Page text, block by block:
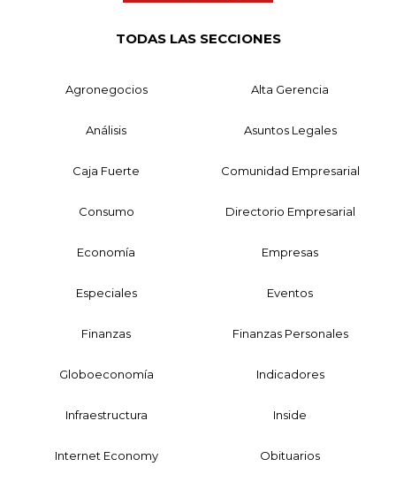
TODAS LAS SECCIONES
Agronegocios Alta Gerencia
Análisis Asuntos Legales
Caja Fuerte Comunidad Empresarial
Consumo Directorio Empresarial
Economía Empresas
Especiales Eventos
Finanzas Finanzas Personales
Globoeconomía Indicadores
Infraestructura Inside
Internet Economy Obituarios